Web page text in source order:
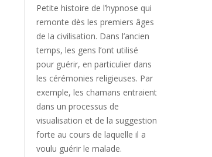
Petite histoire de l’hypnose qui
remonte dès les premiers âges
de la civilisation. Dans l’ancien
temps, les gens l’ont utilisé
pour guérir, en particulier dans
les cérémonies religieuses. Par
exemple, les chamans entraient
dans un processus de
visualisation et de la suggestion
forte au cours de laquelle il a
voulu guérir le malade.